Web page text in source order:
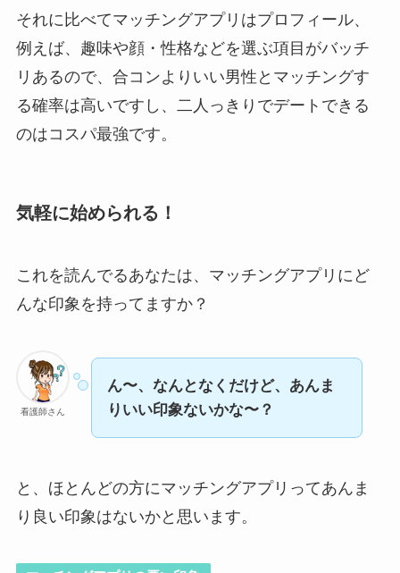
それに比べてマッチングアプリはプロフィール、
例えば、趣味や顔・性格などを選ぶ項目がバッチ
リあるので、合コンよりいい男性とマッチングす
る確率は高いですし、二人っきりでデートできる
のはコスパ最強です。
気軽に始められる！
これを読んでるあなたは、マッチングアプリにど
んな印象を持ってますか？
看護師さん
ん〜、なんとなくだけど、あんま
りいい印象ないかな〜？
と、ほとんどの方にマッチングアプリってあんま
り良い印象はないかと思います。